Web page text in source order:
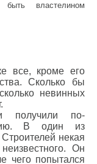
властелином
все, кроме его
Сколько бы
невинных
получили по-
В один из
некая
Он
чего попытался